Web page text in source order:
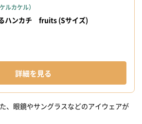
ルカケル）
ハンカチ fruits (Sサイズ)
詳細を見る
、眼鏡やサングラスなどのアイウェアが